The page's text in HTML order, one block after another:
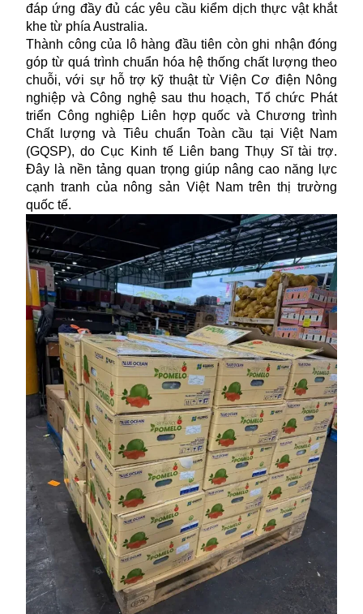
đáp ứng đầy đủ các yêu cầu kiểm dịch thực vật khắt
khe từ phía Australia.
Thành công của lô hàng đầu tiên còn ghi nhận đóng
góp từ quá trình chuẩn hóa hệ thống chất lượng theo
chuỗi, với sự hỗ trợ kỹ thuật từ Viện Cơ điện Nông
nghiệp và Công nghệ sau thu hoạch, Tổ chức Phát
triển Công nghiệp Liên hợp quốc và Chương trình
Chất lượng và Tiêu chuẩn Toàn cầu tại Việt Nam
(GQSP), do Cục Kinh tế Liên bang Thụy Sĩ tài trợ.
Đây là nền tảng quan trọng giúp nâng cao năng lực
cạnh tranh của nông sản Việt Nam trên thị trường
quốc tế.